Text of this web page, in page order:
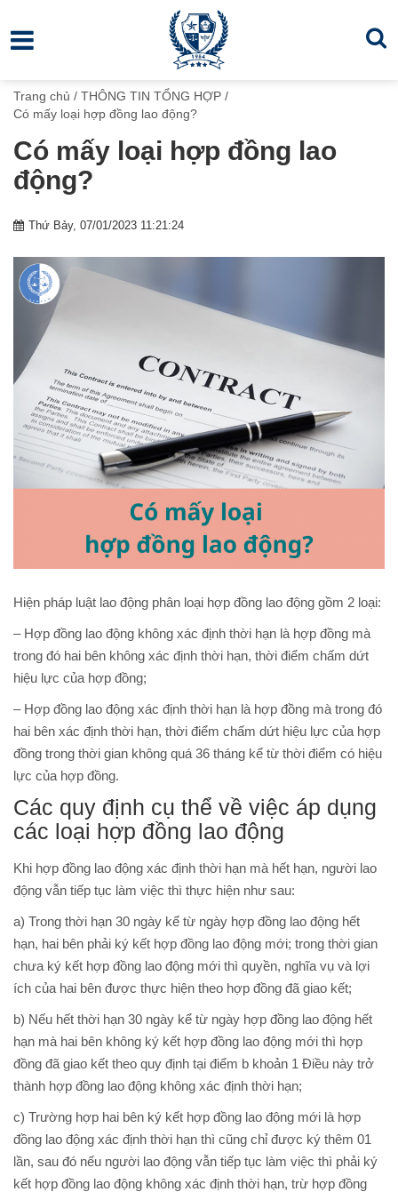
Trang chủ / THÔNG TIN TỔNG HỢP /
Có mấy loại hợp đồng lao động?
Có mấy loại hợp đồng lao
động?
Thứ Bảy, 07/01/2023 11:21:24
Hiện pháp luật lao động phân loại hợp đồng lao động gồm 2 loại:
– Hợp đồng lao động không xác định thời hạn là hợp đồng mà
trong đó hai bên không xác định thời hạn, thời điểm chấm dứt
hiệu lực của hợp đồng;
– Hợp đồng lao động xác định thời hạn là hợp đồng mà trong đó
hai bên xác định thời hạn, thời điểm chấm dứt hiệu lực của hợp
đồng trong thời gian không quá 36 tháng kể từ thời điểm có hiệu
lực của hợp đồng.
Các quy định cụ thể về việc áp dụng
các loại hợp đồng lao động
Khi hợp đồng lao động xác định thời hạn mà hết hạn, người lao
động vẫn tiếp tục làm việc thì thực hiện như sau:
a) Trong thời hạn 30 ngày kể từ ngày hợp đồng lao động hết
hạn, hai bên phải ký kết hợp đồng lao động mới; trong thời gian
chưa ký kết hợp đồng lao động mới thì quyền, nghĩa vụ và lợi
ích của hai bên được thực hiện theo hợp đồng đã giao kết;
b) Nếu hết thời hạn 30 ngày kể từ ngày hợp đồng lao động hết
hạn mà hai bên không ký kết hợp đồng lao động mới thì hợp
đồng đã giao kết theo quy định tại điểm b khoản 1 Điều này trở
thành hợp đồng lao động không xác định thời hạn;
c) Trường hợp hai bên ký kết hợp đồng lao động mới là hợp
đồng lao động xác định thời hạn thì cũng chỉ được ký thêm 01
lần, sau đó nếu người lao động vẫn tiếp tục làm việc thì phải ký
kết hợp đồng lao động không xác định thời hạn, trừ hợp đồng